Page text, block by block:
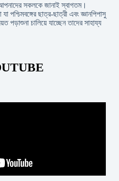
সকলকে জানাই স্বাগতম।
পশ্চিমবঙ্গের ছাত্র-ছাত্রী এবং জ্ঞানপিপাসু
পড়াশুনা চালিয়ে যাচ্ছেন তাদের সাহায্য